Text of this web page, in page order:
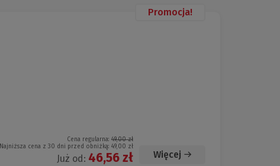
Promocja!
Cena regularna: 49,00 zł
Najniższa cena z 30 dni przed obniżką: 49,00 zł
Już od: 46,56 zł Więcej